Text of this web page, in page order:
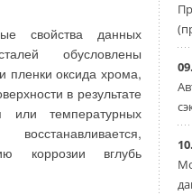
свойства данных
обусловлены
пленки оксида хрома,
в результате
или температурных
коррозии вглубь
счетчики воды
л/ч.
частей в
делает его
износу: счетчик
учета конструкции